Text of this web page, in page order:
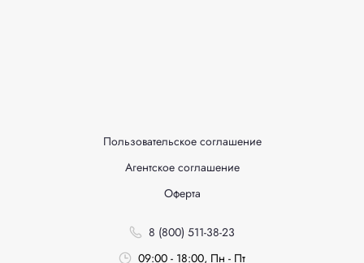
Пользовательское соглашение
Агентское соглашение
Оферта
8 (800) 511-38-23
09:00 - 18:00, Пн - Пт